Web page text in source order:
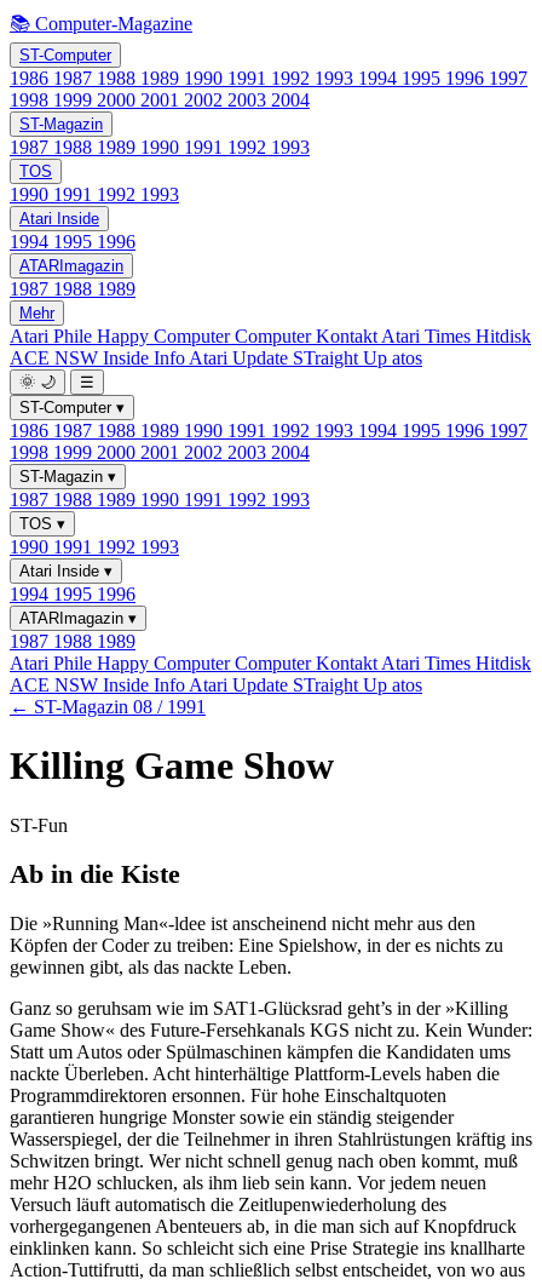
📚 Computer-Magazine
ST-Computer
1986 1987 1988 1989 1990 1991 1992 1993 1994 1995 1996 1997
1998 1999 2000 2001 2002 2003 2004
ST-Magazin
1987 1988 1989 1990 1991 1992 1993
TOS
1990 1991 1992 1993
Atari Inside
1994 1995 1996
ATARImagazin
1987 1988 1989
Mehr
Atari Phile Happy ComputerComputer Kontakt Atari Times Hitdisk
ACE NSW Inside Info Atari Update STraight Up atos
🌞 🌙
☰
ST-Computer ▾
1986 1987 1988 1989 1990 1991 1992 1993 1994 1995 1996 1997
1998 1999 2000 2001 2002 2003 2004
ST-Magazin ▾
1987 1988 1989 1990 1991 1992 1993
TOS ▾
1990 1991 1992 1993
Atari Inside ▾
1994 1995 1996
ATARImagazin ▾
1987 1988 1989
Atari Phile Happy ComputerComputer Kontakt Atari Times Hitdisk
ACE NSW Inside Info Atari Update STraight Up atos
← ST-Magazin 08 / 1991
Killing Game Show
ST-Fun
Ab in die Kiste
Die »Running Man«-ldee ist anscheinend nicht mehr aus den
Köpfen der Coder zu treiben: Eine Spielshow, in der es nichts zu
gewinnen gibt, als das nackte Leben.
Ganz so geruhsam wie im SAT1-Glücksrad geht’s in der »Killing
Game Show« des Future-Fersehkanals KGS nicht zu. Kein Wunder:
Statt um Autos oder Spülmaschinen kämpfen die Kandidaten ums
nackte Überleben. Acht hinterhältige Plattform-Levels haben die
Programmdirektoren ersonnen. Für hohe Einschaltquoten
garantieren hungrige Monster sowie ein ständig steigender
Wasserspiegel, der die Teilnehmer in ihren Stahlrüstungen kräftig ins
Schwitzen bringt. Wer nicht schnell genug nach oben kommt, muß
mehr H2O schlucken, als ihm lieb sein kann. Vor jedem neuen
Versuch läuft automatisch die Zeitlupenwiederholung des
vorhergegangenen Abenteuers ab, in die man sich auf Knopfdruck
einklinken kann. So schleicht sich eine Prise Strategie ins knallharte
Action-Tuttifrutti, da man schließlich selbst entscheidet, von wo aus